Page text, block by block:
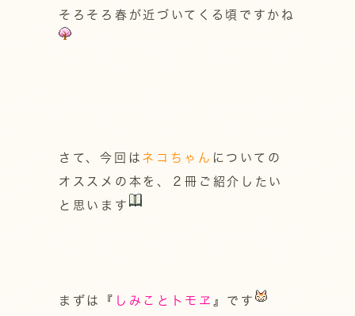
そろそろ春が近づいてくる頃ですかね
さて、今回は ネコちゃん についての
オススメの本を、２冊ご紹介したい
と思います
まずは『 しみことトモヱ 』です